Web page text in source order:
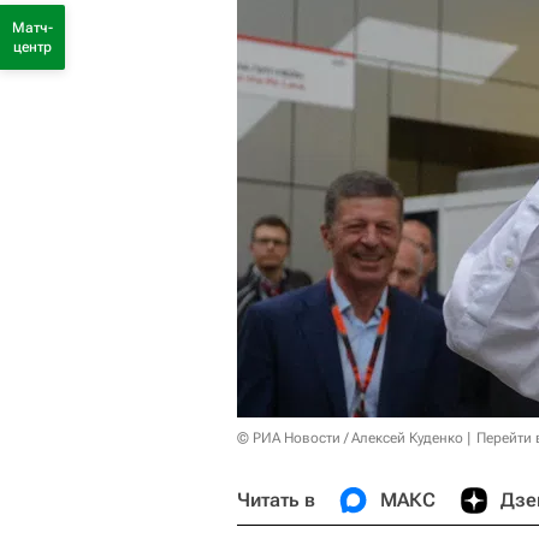
© РИА Новости / Алексей Куденко Перейти
Читать в МАКС
Матч-
центр